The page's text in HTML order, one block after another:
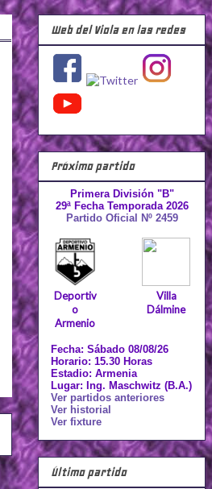
Web del Viola en las redes
Próximo partido
Primera División "B"
29ª Fecha Temporada 2026
Partido Oficial Nº 2459
Deportiv
o
Armenio
Villa
Dálmine
Fecha: Sábado 08/08/26
Horario: 15.30 Horas
Estadio: Armenia
Lugar: Ing. Maschwitz (B.A.)
Ver partidos anteriores
Ver historial
Ver fixture
Último partido